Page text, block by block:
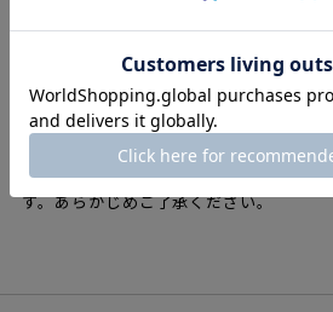
できます。内側にもポケットがあるので
に、鍵など硬質な素材のものと一緒に
機能性を持ち合わせたデザイン。紐の長
※植物性タンニンなめしで未染色の革に
てシミ・シワ・傷・窪みなどの表情が
す。あらかじめご了承ください。